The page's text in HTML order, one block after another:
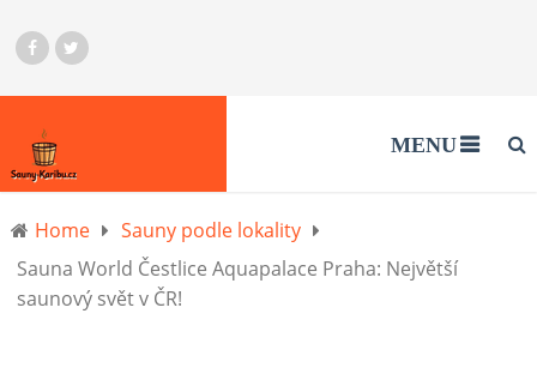
MENU
Home
Sauny podle lokality
Sauna World Čestlice Aquapalace Praha: Největší
saunový svět v ČR!